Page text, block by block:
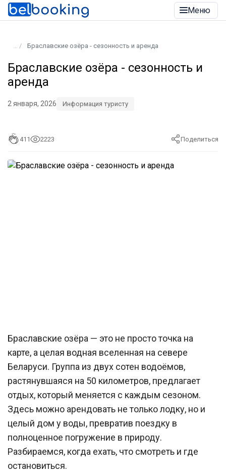
Меню
Браславские озёра - сезонность и аренда
Браславские озёра - сезонность и
аренда
2 января, 2026 Информация туристу
411 2223 Поделиться
Браславские озёра — это не просто точка на
карте, а целая водная вселенная на севере
Беларуси. Группа из двух сотен водоёмов,
растянувшаяся на 50 километров, предлагает
отдых, который меняется с каждым сезоном.
Здесь можно арендовать не только лодку, но и
целый дом у воды, превратив поездку в
полноценное погружение в природу.
Разбираемся, когда ехать, что смотреть и где
остановиться.